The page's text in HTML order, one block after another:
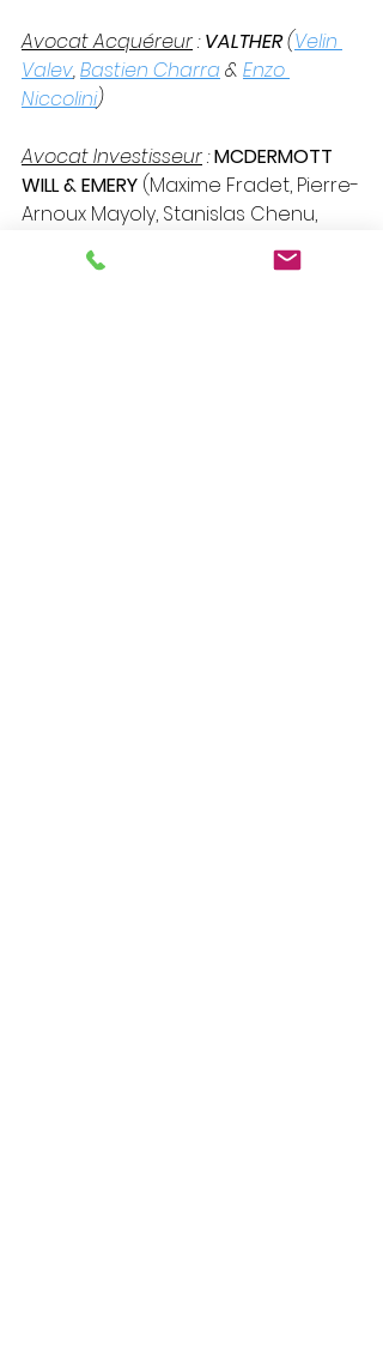
Avocat Acquéreur : VALTHER (Velin
Valev, Bastien Charra & Enzo
Niccolini)
Avocat Investisseur : MCDERMOTT
WILL & EMERY (Maxime Fradet, Pierre-
Arnoux Mayoly, Stanislas Chenu,
Clarisse de Roux, Camille Judas,
Côme de Saint Vincent & Paul-